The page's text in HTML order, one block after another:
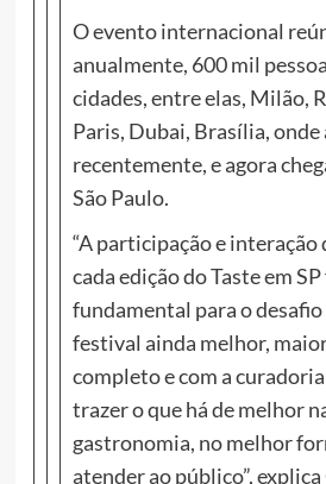
O evento internacional
anualmente, 600 mil
cidades, entre elas, Milão,
Paris, Dubai, Brasília, onde
recentemente, e agora
São Paulo.
“A participação e interação
cada edição do Taste em
fundamental para o
festival ainda melhor,
completo e com a
trazer o que há de melhor
gastronomia, no melhor
atender ao público”,